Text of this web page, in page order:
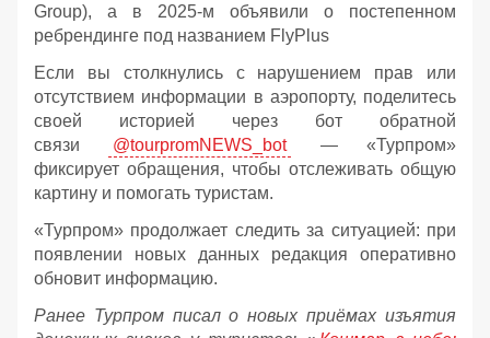
Group), а в 2025-м объявили о постепенном
ребрендинге под названием FlyPlus
Если вы столкнулись с нарушением прав или
отсутствием информации в аэропорту, поделитесь
своей историей через бот обратной
связи
@tourpromNEWS_bot
— «Турпром»
фиксирует обращения, чтобы отслеживать общую
картину и помогать туристам.
«Турпром» продолжает следить за ситуацией: при
появлении новых данных редакция оперативно
обновит информацию.
Ранее Турпром писал о новых приёмах изъятия